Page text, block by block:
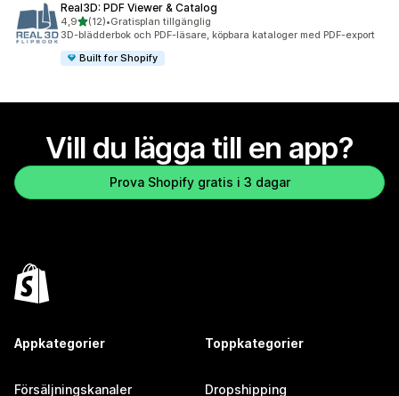
Real3D: PDF Viewer & Catalog
4,9av 5 stjärnor
(12)
12 recensioner totalt
•Gratisplan tillgänglig
3D-blädderbok och PDF-läsare, köpbara kataloger med PDF-export
Built for Shopify
Vill du lägga till en app?
Prova Shopify gratis i 3 dagar
Appkategorier
Försäljningskanaler
Toppkategorier
Dropshipping